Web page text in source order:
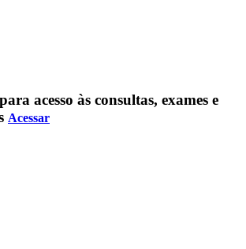
acesso às consultas, exames e
Acessar